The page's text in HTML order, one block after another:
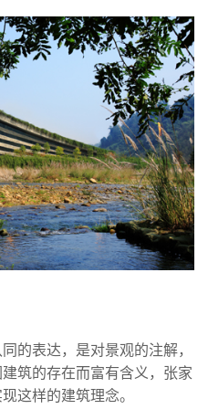
的表达，是对景观的注解，
筑的存在而富有含义，张家
这样的建筑理念。